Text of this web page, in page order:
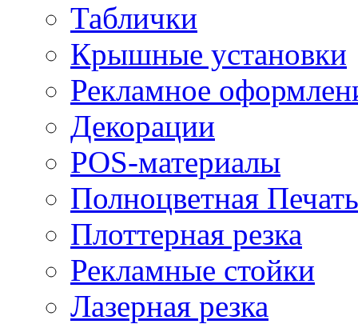
Таблички
Крышные установки
Рекламное
Декорации
POS-материалы
Полноцветная Печать
Плоттерная резка
Рекламные стойки
Лазерная резка